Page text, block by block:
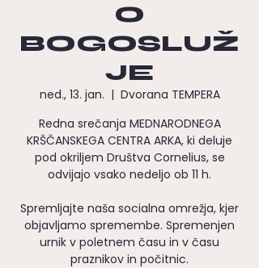
O
BOGOSLUŽ
JE
ned., 13. jan.
  |
Dvorana TEMPERA
Redna srečanja MEDNARODNEGA
KRŠČANSKEGA CENTRA ARKA, ki deluje
pod okriljem Društva Cornelius, se
odvijajo vsako nedeljo ob 11 h.
Spremljajte naša socialna omrežja, kjer
objavljamo spremembe. Spremenjen
urnik v poletnem času in v času
praznikov in počitnic.